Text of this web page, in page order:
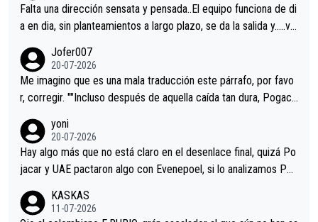
Falta una dirección sensata y pensada..El equipo funciona de di
a en dia, sin planteamientos a largo plazo, se da la salida y…..ve
Minguez, Velez etc etc.Me da pena vivir estos momentos tan
tristes sin victorias.
Jofer007
20-07-2026
Me imagino que es una mala traducción este párrafo, por favo
r, corregir. ""Incluso después de aquella caída tan dura, Pogaca
permaneció pegado a su rueda. Parecía increíble la forma en l
a que era capaz de controlar el miedo", recordó."
yoni
20-07-2026
Hay algo más que no está claro en el desenlace final, quizá Po
jacar y UAE pactaron algo con Evenepoel, si lo analizamos Poj
i sin pedalear, luego está el saludo con Evenepoel dándose la
KASKAS
11-07-2026